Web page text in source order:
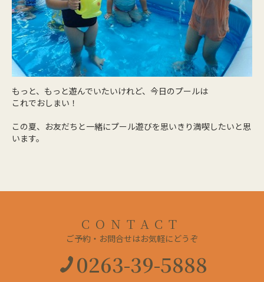
もっと、もっと遊んでいたいけれど、今日のプールは
これでおしまい！
この夏、お友だちと一緒にプール遊びを思いきり満喫したいと思
います。
CONTACT
ご予約・お問合せはお気軽にどうぞ
0263-39-5888